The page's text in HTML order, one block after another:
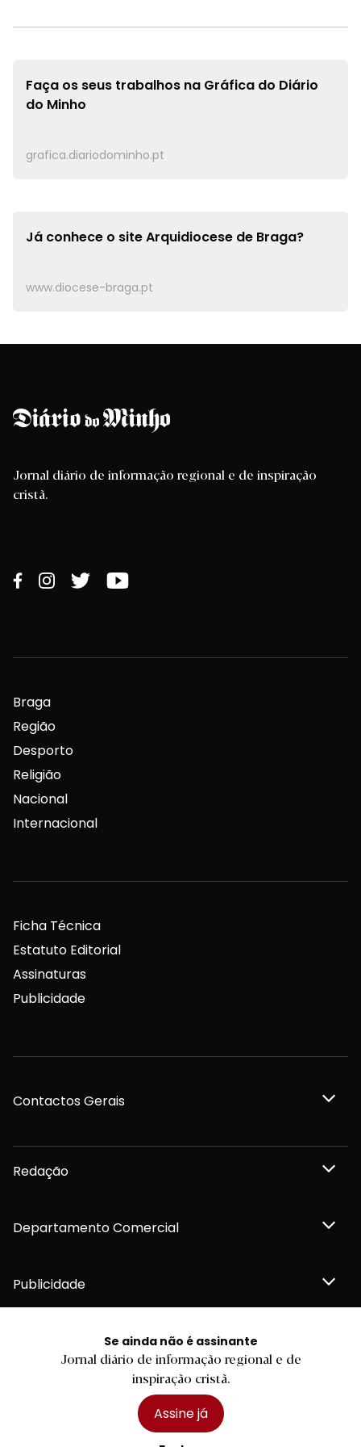
Faça os seus trabalhos na Gráfica do Diário
do Minho
grafica.diariodominho.pt
Já conhece o siteArquidiocese de Braga?
www.diocese-braga.pt
Se ainda não é assinante
Jornal diário de informação regional e de
inspiração cristã.
Assine já
Jornal diário de informação regional e de inspiração
cristã.
Braga
Região
Desporto
Religião
Nacional
Internacional
Ficha Técnica
Estatuto Editorial
Assinaturas
Publicidade
Contactos Gerais
Redação
Departamento Comercial
Publicidade
Privacidade e Cookies
Declaração de compromisso FSC®
Política de Confidencialidade